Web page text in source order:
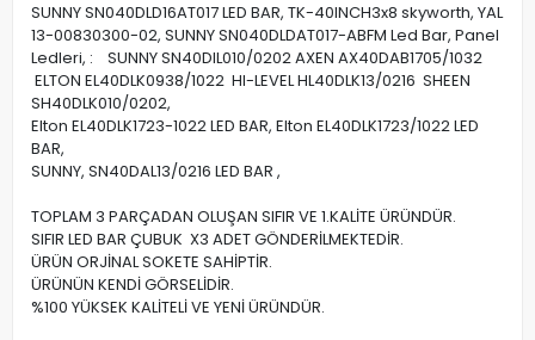
SUNNY SN040DLD16AT017 LED BAR, TK-40INCH3x8 skyworth, YAL
13-00830300-02, SUNNY SN040DLDAT017-ABFM Led Bar, Panel
Ledleri, : SUNNY SN40DIL010/0202 AXEN AX40DAB1705/1032
ELTON EL40DLK0938/1022 HI-LEVEL HL40DLK13/0216 SHEEN
SH40DLK010/0202,
Elton EL40DLK1723-1022 LED BAR, Elton EL40DLK1723/1022 LED
BAR,
SUNNY, SN40DAL13/0216 LED BAR ,
TOPLAM 3 PARÇADAN OLUŞAN SIFIR VE 1.KALİTE ÜRÜNDÜR.
SIFIR LED BAR ÇUBUK X3 ADET GÖNDERİLMEKTEDİR.
ÜRÜN ORJİNAL SOKETE SAHİPTİR.
ÜRÜNÜN KENDİ GÖRSELİDİR.
%100 YÜKSEK KALİTELİ VE YENİ ÜRÜNDÜR.